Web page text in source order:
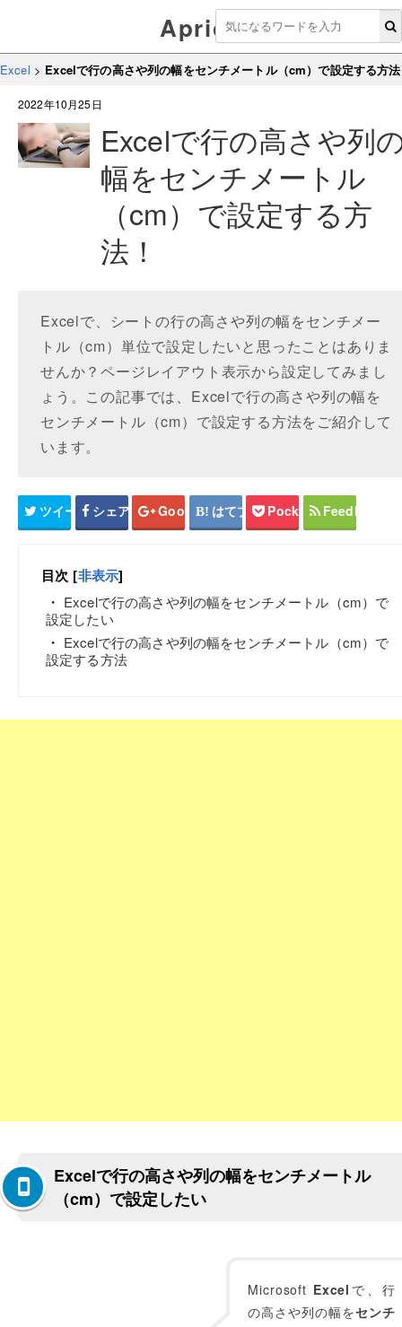
Aprico
Excel > Excelで行の高さや列の幅をセンチメートル（cm）で設定する方
2022年10月25日
Excelで行の高さや列
幅をセンチメートル
（cm）で設定する方
法！
Excelで、シートの行の高さや列の幅をセンチメー
トル（cm）単位で設定したいと思ったことはありま
せんか？ページレイアウト表示から設定してみまし
ょう。この記事では、Excelで行の高さや列の幅を
センチメートル（cm）で設定する方法をご紹介して
います。
ツイート シェア Google+ はてブ Pocket Feedly
目次 [非表示]
Excelで行の高さや列の幅をセンチメートル（cm）で
設定したい
Excelで行の高さや列の幅をセンチメートル（cm）で
設定する方法
Excelで行の高さや列の幅をセンチメートル
（cm）で設定したい
Microsoft Excel で、行
の高さや列の幅をセンチ